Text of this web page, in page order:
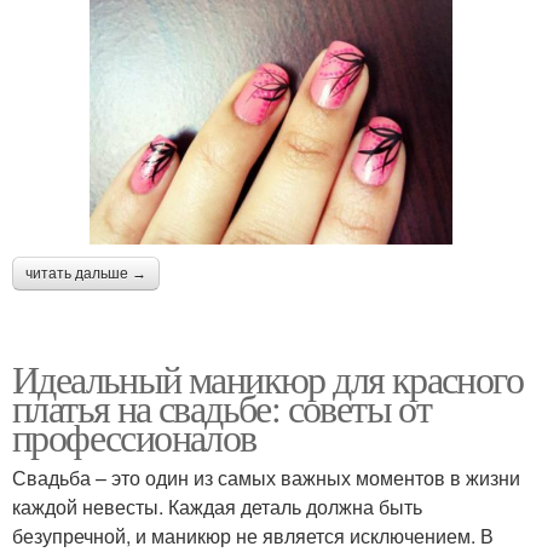
читать дальше →
Идеальный маникюр для красного
платья на свадьбе: советы от
профессионалов
Свадьба – это один из самых важных моментов в жизни
каждой невесты. Каждая деталь должна быть
безупречной, и маникюр не является исключением. В